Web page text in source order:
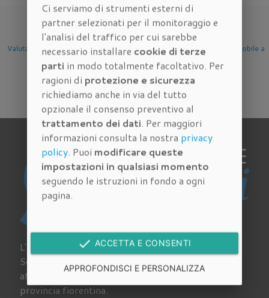
Valutazione Immobile a
Firenze
Valutazione Immobile a
Scandicci
Valutazione Immobile a
Sesto Fiorentino
L'Agenzia Immobiliare Cantisani a Palazzuolo Sul
Senio si occupa da sempre di acquisto, vendita e
affitto di immobili su tutto il territorio della
provincia fiorentina.
Ci serviamo di strumenti esterni di
partner selezionati per il monitoraggio e
l'analisi del traffico per cui sarebbe
necessario installare cookie di terze
parti in modo totalmente facoltativo. Per
ragioni di protezione e sicurezza
richiediamo anche in via del tutto
opzionale il consenso preventivo al
trattamento dei dati. Per maggiori
informazioni consulta la nostra privacy
policy. Puoi modificare queste
impostazioni in qualsiasi momento
seguendo le istruzioni in fondo a ogni
pagina.
done ACCETTA E CONSENTI
APPROFONDISCI E PERSONALIZZA